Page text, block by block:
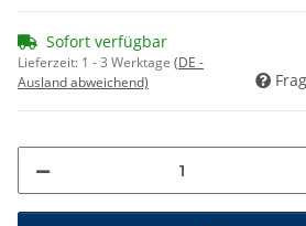
Sofort verfügbar
Lieferzeit: 1 - 3 Werktage (DE -
Ausland abweichend)